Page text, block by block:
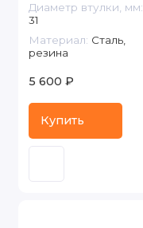
Диаметр втулки, мм:
31
Материал: Сталь,
резина
5 600 ₽
Купить